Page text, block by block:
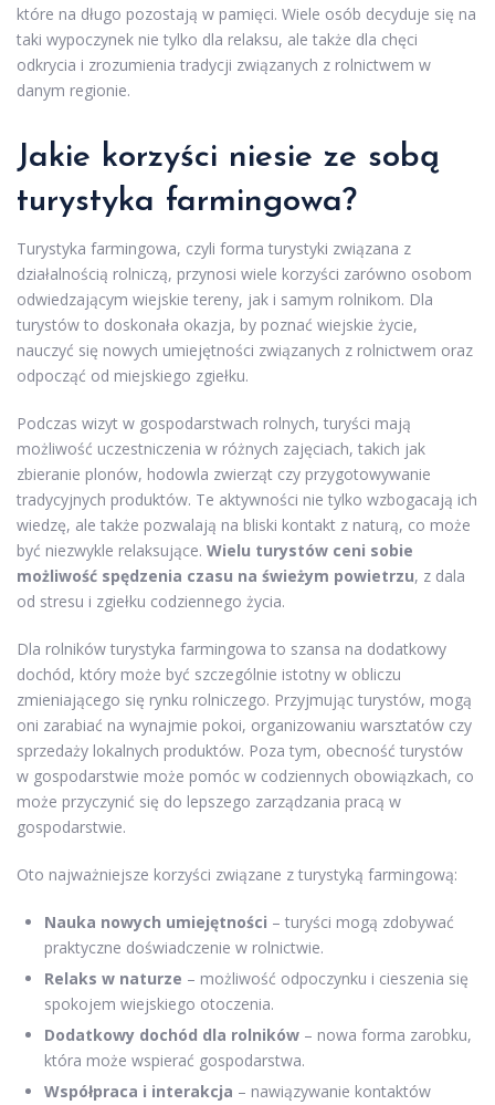
które na długo pozostają w pamięci. Wiele osób decyduje się na
taki wypoczynek nie tylko dla relaksu, ale także dla chęci
odkrycia i zrozumienia tradycji związanych z rolnictwem w
danym regionie.
Jakie korzyści niesie ze sobą
turystyka farmingowa?
Turystyka farmingowa, czyli forma turystyki związana z
działalnością rolniczą, przynosi wiele korzyści zarówno osobom
odwiedzającym wiejskie tereny, jak i samym rolnikom. Dla
turystów to doskonała okazja, by poznać wiejskie życie,
nauczyć się nowych umiejętności związanych z rolnictwem oraz
odpocząć od miejskiego zgiełku.
Podczas wizyt w gospodarstwach rolnych, turyści mają
możliwość uczestniczenia w różnych zajęciach, takich jak
zbieranie plonów, hodowla zwierząt czy przygotowywanie
tradycyjnych produktów. Te aktywności nie tylko wzbogacają ich
wiedzę, ale także pozwalają na bliski kontakt z naturą, co może
być niezwykle relaksujące. Wielu turystów ceni sobie
możliwość spędzenia czasu na świeżym powietrzu, z dala
od stresu i zgiełku codziennego życia.
Dla rolników turystyka farmingowa to szansa na dodatkowy
dochód, który może być szczególnie istotny w obliczu
zmieniającego się rynku rolniczego. Przyjmując turystów, mogą
oni zarabiać na wynajmie pokoi, organizowaniu warsztatów czy
sprzedaży lokalnych produktów. Poza tym, obecność turystów
w gospodarstwie może pomóc w codziennych obowiązkach, co
może przyczynić się do lepszego zarządzania pracą w
gospodarstwie.
Oto najważniejsze korzyści związane z turystyką farmingową:
Nauka nowych umiejętności – turyści mogą zdobywać
praktyczne doświadczenie w rolnictwie.
Relaks w naturze – możliwość odpoczynku i cieszenia się
spokojem wiejskiego otoczenia.
Dodatkowy dochód dla rolników – nowa forma zarobku,
która może wspierać gospodarstwa.
Współpraca i interakcja – nawiązywanie kontaktów